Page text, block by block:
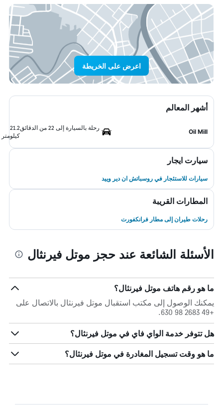
اعرض على الخريطة
أشهر المعالم
Oil Mill
رحلة بالسيارة إلى 22 من الدقائق
21.2
كيلومتر
سيارت ايجار
سيارات للاستئجار في روسباتش ان دير وييد
المطارات القريبة
رحلات طيران إلى مطار فرانكفورت
الأسئلة الشائعة عند حجز موتل فيرنثال
ما هو رقم هاتف موتل فيرنثال؟
يمكنك الوصول إلى مكتب استقبال موتل فيرنثال بالاتصال على
+49 2683 98 630.
هل تتوفر خدمة الواي فاي في موتل فيرنثال؟
ما هو وقت تسجيل المغادرة في موتل فيرنثال؟